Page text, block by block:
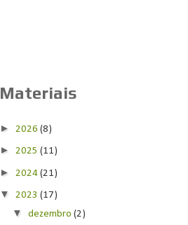
Materiais
► 2026(8)
► 2025(11)
► 2024(21)
▼ 2023(17)
▼dezembro(2)